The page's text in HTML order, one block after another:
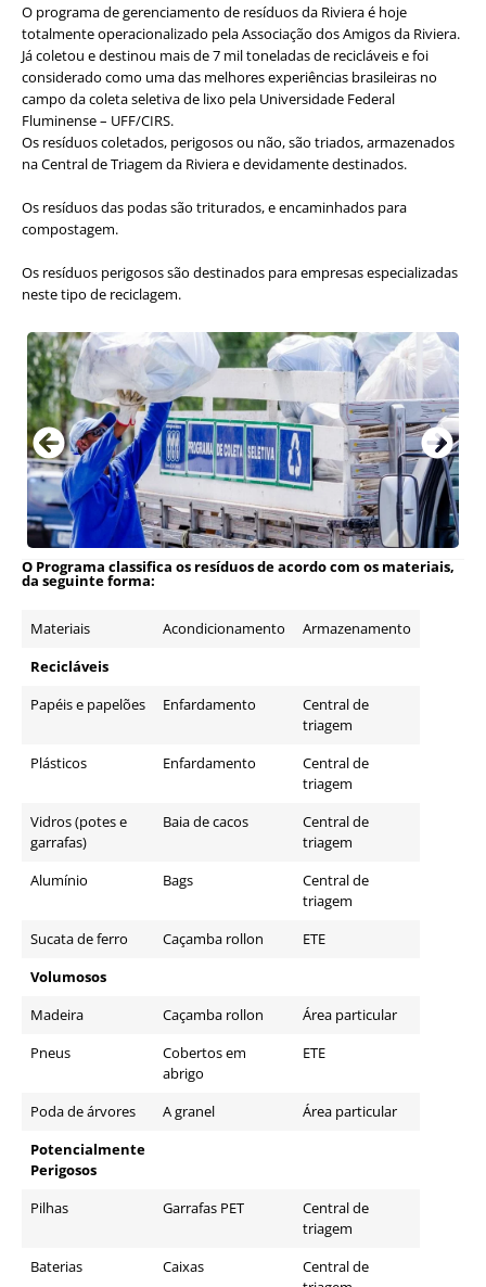
O programa de gerenciamento de resíduos da Riviera é hoje
totalmente operacionalizado pela Associação dos Amigos da Riviera.
Já coletou e destinou mais de 7 mil toneladas de recicláveis e foi
considerado como uma das melhores experiências brasileiras no
campo da coleta seletiva de lixo pela Universidade Federal
Fluminense – UFF/CIRS.
Os resíduos coletados, perigosos ou não, são triados, armazenados
na Central de Triagem da Riviera e devidamente destinados.
Os resíduos das podas são triturados, e encaminhados para
compostagem.
Os resíduos perigosos são destinados para empresas especializadas
neste tipo de reciclagem.
O Programa classifica os resíduos de acordo com os materiais,
da seguinte forma:
Materiais Acondicionamento
Armazenamento
Recicláveis
Papéis e papelões
Enfardamento
Central de
triagem
Plásticos
Enfardamento
Central de
triagem
Vidros (potes e
garrafas)
Baia de cacos
Central de
triagem
Alumínio
Bags
Central de
triagem
Sucata de ferro
Caçamba rollon
ETE
Volumosos
Madeira
Caçamba rollon
Área particular
Pneus
Cobertos em
abrigo
ETE
Poda de árvores A granel
Área particular
Potencialmente
Perigosos
Pilhas
Garrafas PET
Central de
triagem
Baterias
Caixas
Central de